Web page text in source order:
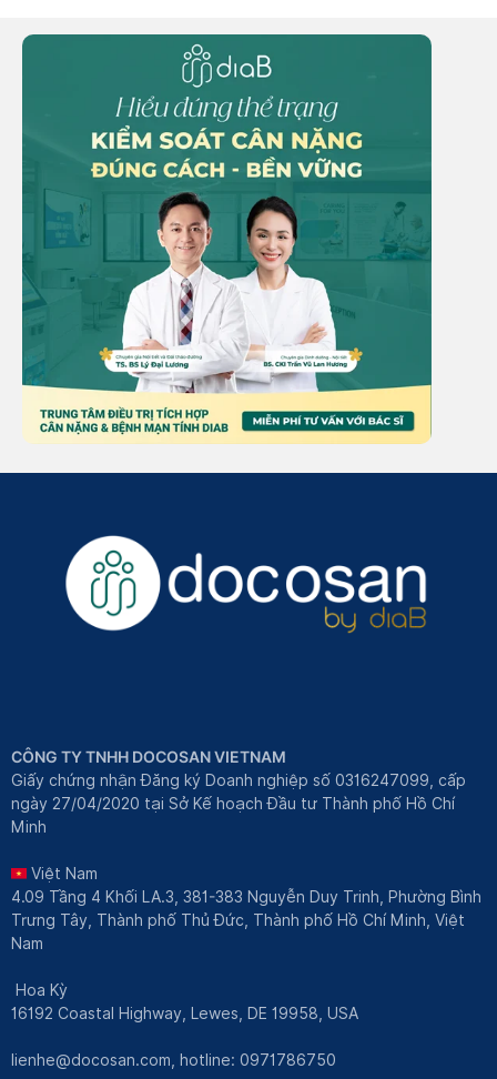
CÔNG TY TNHH DOCOSAN VIETNAM
Giấy chứng nhận Đăng ký Doanh nghiệp số 0316247099, cấp
ngày 27/04/2020 tại Sở Kế hoạch Đầu tư Thành phố Hồ Chí
Minh
Việt Nam
4.09 Tầng 4 Khối LA.3, 381-383 Nguyễn Duy Trinh, Phường Bình
Trưng Tây, Thành phố Thủ Đức, Thành phố Hồ Chí Minh, Việt
Nam
Hoa Kỳ
16192 Coastal Highway, Lewes, DE 19958, USA
lienhe@docosan.com , hotline: 0971786750